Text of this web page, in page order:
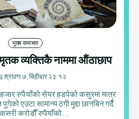
मुख्य समाचार
व्यक्तिकै नाममा औंठाछाप
श्रावण ७, बिहीबार २३:१२
रुपैयाँको सेयर हडपेको कसुरमा मात्र
एउटा सामान्य ठगी मुद्दा छानबिन गर्दै
करोडौँ रुपैयाँको...